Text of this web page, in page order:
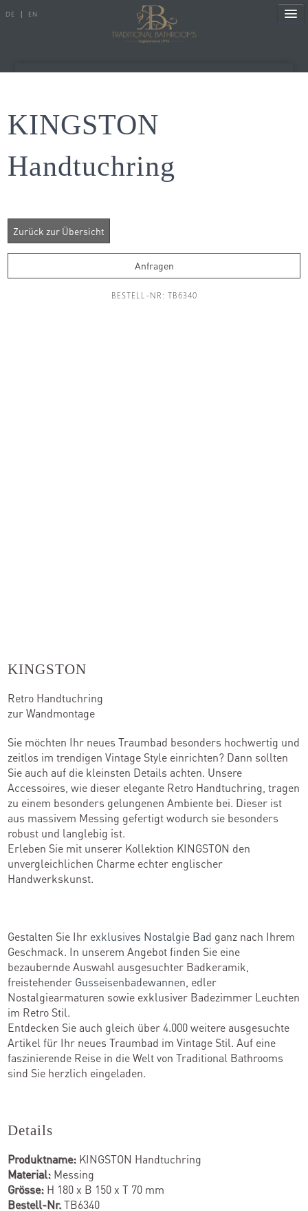
DE | EN
Porzellanserien
Duscharmaturen
Duschen
Standorte
Händler werden
Outlet-Store
KINGSTON
Handtuchring
Anfragen
BESTELL-NR: TB6340
KINGSTON
Retro Handtuchring
zur Wandmontage
Sie möchten Ihr neues Traumbad besonders hochwertig und
zeitlos im trendigen Vintage Style einrichten? Dann sollten
Sie auch auf die kleinsten Details achten. Unsere
Accessoires, wie dieser elegante Retro Handtuchring, tragen
zu einem besonders gelungenen Ambiente bei. Dieser ist
aus massivem Messing gefertigt wodurch sie besonders
robust und langlebig ist.
Erleben Sie mit unserer Kollektion KINGSTON den
unvergleichlichen Charme echter englischer
Handwerkskunst.
Gestalten Sie Ihr exklusives Nostalgie Bad ganz nach Ihrem
Geschmack. In unserem Angebot finden Sie eine
bezaubernde Auswahl ausgesuchter Badkeramik,
freistehender Gusseisenbadewannen , edler
Nostalgiearmaturen sowie exklusiver Badezimmer Leuchten
im Retro Stil.
Entdecken Sie auch gleich über 4.000 weitere ausgesuchte
Artikel für Ihr neues Traumbad im Vintage Stil. Auf eine
faszinierende Reise in die Welt von Traditional Bathrooms
sind Sie herzlich eingeladen.
Details
Produktname: KINGSTON Handtuchring
Material: Messing
Grösse: H 180 x B 150 x T 70 mm
Bestell-Nr.TB6340